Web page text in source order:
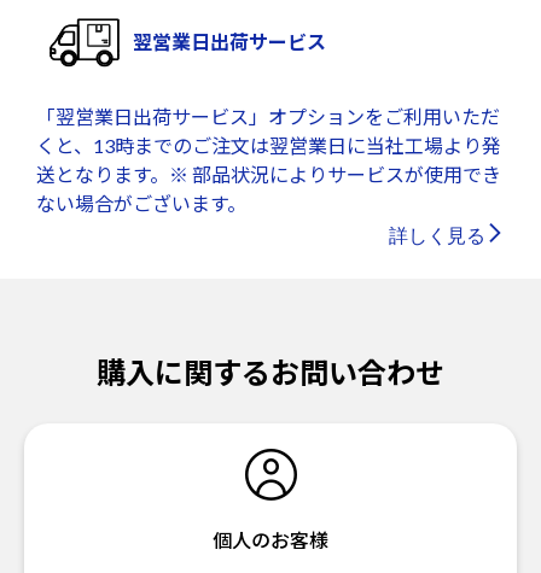
翌営業日出荷サービス
「翌営業日出荷サービス」オプションをご利用いただ
くと、13時までのご注文は翌営業日に当社工場より発
送となります。※ 部品状況によりサービスが使用でき
ない場合がございます。
詳しく見る
購入に関するお問い合わせ
個人のお客様